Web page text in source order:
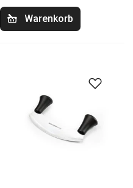
Warenkorb